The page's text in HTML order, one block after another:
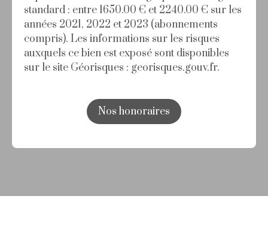
standard : entre 1650.00 € et 2240.00 € sur les
années 2021, 2022 et 2023 (abonnements
compris). Les informations sur les risques
auxquels ce bien est exposé sont disponibles
sur le site Géorisques : georisques.gouv.fr.
Nos honoraires